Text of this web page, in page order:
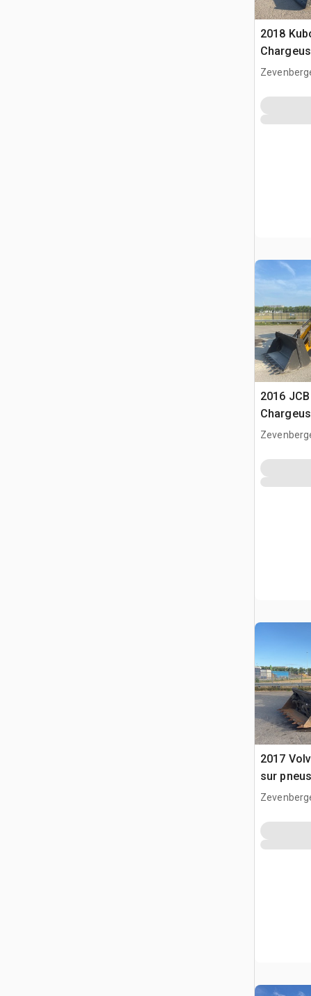
2018
2016
2017
sur pneus